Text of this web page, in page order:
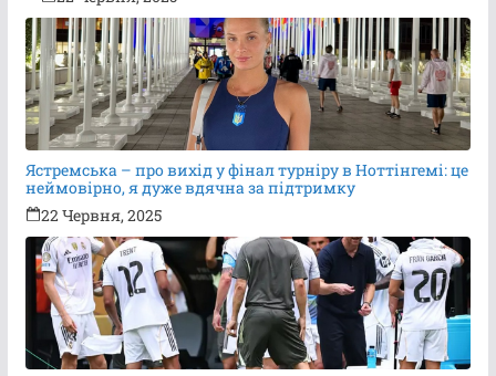
Ястремська – про вихід у фінал турніру в Ноттінгемі: це
неймовірно, я дуже вдячна за підтримку
22 Червня, 2025